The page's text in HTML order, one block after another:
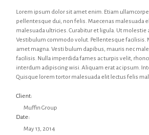
Lorem ipsum dolor sit amet enim. Etiam
pellentesque dui, non felis. Maecenas malesuada
malesuada ultricies. Curabitur et ligula. Ut molestie
Vestibulum commodo volut. Pellentesque facilisis.
amet magna. Vesti bulum dapibus, mauris nec
facilisis. Nulla imperdida fames ac turpis velit,
interdum adipiscing wisi. Aliquam erat ac ipsum.
Quisque lorem tortor malesuada elit lectus felis
Client:
Muffin Group
Date:
May 13, 2014